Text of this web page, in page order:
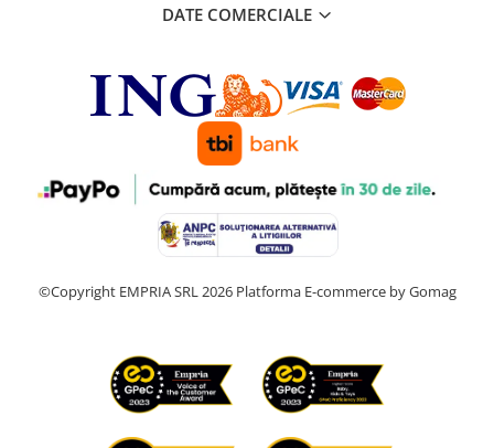
DATE COMERCIALE
©Copyright EMPRIA SRL 2026 Platforma E-commerce by Gomag